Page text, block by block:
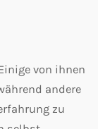
von ihnen
andere
zu